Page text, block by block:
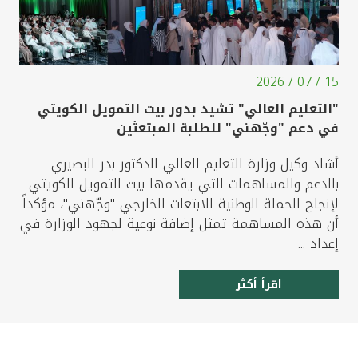
15 / 07 / 2026
"التعليم العالي" تشيد بدور بيت التمويل الكويتي
في دعم "وجّهني" للطلبة المبتعثين
أشاد وكيل وزارة التعليم العالي الدكتور بدر البصيري
بالدعم والمساهمات التي يقدمها بيت التمويل الكويتي
لإنجاح الحملة الوطنية للابتعاث الخارجي "وجّهني"، مؤكداً
أن هذه المساهمة تمثل إضافة نوعية لجهود الوزارة في
إعداد ...
اقرأ أكثر